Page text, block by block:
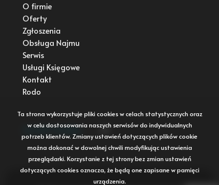
O firmie
Oferty
Zgłoszenia
Obsługa Najmu
Serwis
Usługi Księgowe
Kontakt
Rodo
social media Facebook
Ta strona wykorzystuje pliki cookies w celach statystycznych oraz
w celu dostosowania naszych serwisów do indywidualnych
potrzeb klientów. Zmiany ustawień dotyczących plików cookie
można dokonać w dowolnej chwili modyfikując ustawienia
przeglądarki. Korzystanie z tej strony bez zmian ustawień
dotyczących cookies oznacza, że będą one zapisane w pamięci
urządzenia.